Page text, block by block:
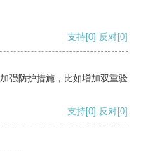
支持[0] 反对[0]
强防护措施，比如增加双重验
支持[0] 反对[0]